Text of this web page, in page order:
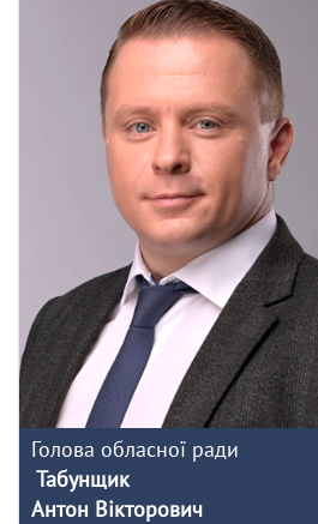
Голова обласної ради
Табунщик
Антон Вікторович